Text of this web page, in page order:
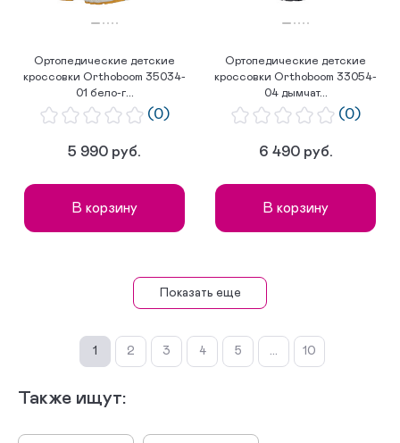
Ортопедические детские
кроссовки Orthoboom 35034-
01 бело-г...
(0)
5 990 руб.
В корзину
Ортопедические детские
кроссовки Orthoboom 33054-
04 дымчат...
(0)
6 490 руб.
В корзину
Показать еще
1 2 3 4 5 ... 10
Также ищут: